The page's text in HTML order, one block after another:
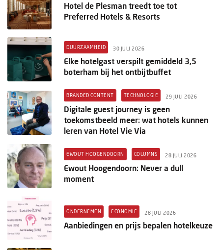
Hotel de Plesman treedt toe tot
Preferred Hotels & Resorts
DUURZAAMHEID 30 JULI 2026
Elke hotelgast verspilt gemiddeld 3,5
boterham bij het ontbijtbuffet
BRANDED CONTENT TECHNOLOGIE 29 JULI 2026
Digitale guest journey is geen
toekomstbeeld meer: wat hotels kunnen
leren van Hotel Vie Via
EWOUT HOOGENDOORN COLUMNS 28 JULI 2026
Ewout Hoogendoorn: Never a dull
moment
ONDERNEMEN ECONOMIE 28 JULI 2026
Aanbiedingen en prijs bepalen hotelkeuze